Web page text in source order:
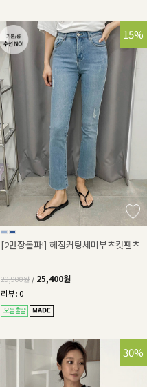
15%
[2만장돌파!] 헤짐커팅세미부츠컷팬츠
29,900원 / 25,400원
리뷰 : 0
30%